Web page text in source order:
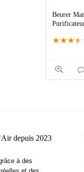
Beurer
bactéries &
★★★★
depuis 2023
à des